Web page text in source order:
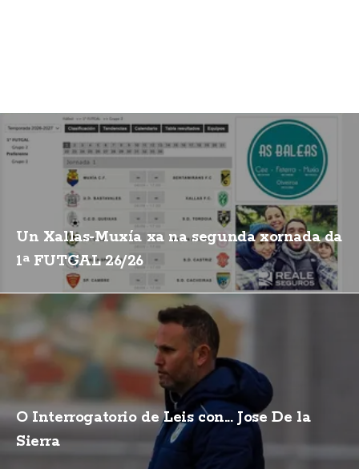
Un Xallas-Muxía xa na segunda xornada da
1ª FUTGAL 26/26
O Interrogatorio de Leis con... Jose De la
Sierra